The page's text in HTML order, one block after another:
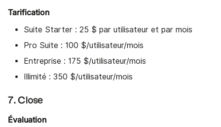
Tarification
Suite Starter : 25 $ par utilisateur et par mois
Pro Suite : 100 $/utilisateur/mois
Entreprise : 175 $/utilisateur/mois
Illimité : 350 $/utilisateur/mois
7. Close
Évaluation